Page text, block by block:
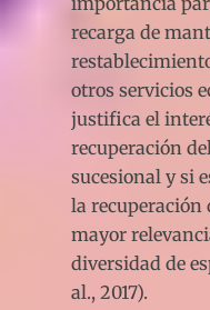
recarga de
otros servicios
justifica el
recuperación
sucesional y si
la recuperación
mayor
diversidad de
al., 2017).